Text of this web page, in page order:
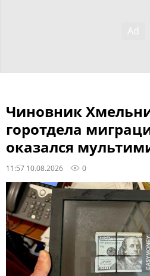
Чиновник
горотдела
оказался
11:57 10.08.2026 0